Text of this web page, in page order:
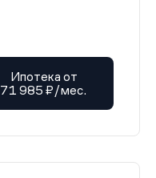
Ипотека от
71 985 ₽/мес.